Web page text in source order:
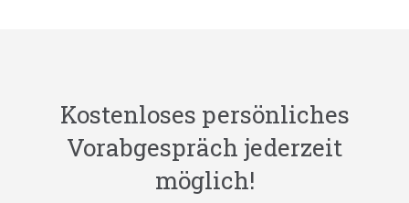
Kostenloses persönliches
Vorabgespräch jederzeit
möglich!